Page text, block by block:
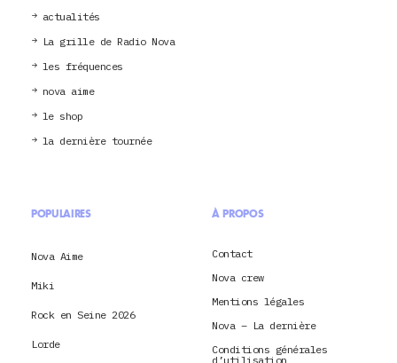
actualités
La grille de Radio Nova
les fréquences
nova aime
le shop
la dernière tournée
POPULAIRES
Nova Aime
Miki
Rock en Seine 2026
Lorde
À PROPOS
Contact
Nova crew
Mentions légales
Nova – La dernière
Conditions générales
d’utilisation